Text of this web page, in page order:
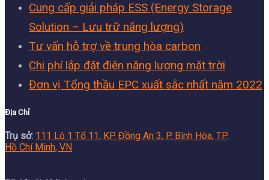
Cung cấp giải pháp ESS (Energy Storage
Solution – Lưu trữ năng lượng)
Tư vấn hỗ trợ về trung hòa carbon
Chi phí lắp đặt điện năng lượng mặt trời
Đơn vị Tổng thầu EPC xuất sắc nhất năm 2022
Địa Chỉ
Trụ sở: 111 Lô 1 Tổ 11, KP. Đồng An 3, P. Bình Hòa, TP.
Hồ Chí Minh, VN